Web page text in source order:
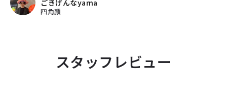
ごきげんなyama
四角顔
スタッフレビュー